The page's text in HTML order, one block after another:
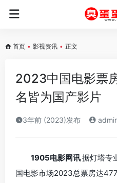
首页 • 影视资讯 • 正文
2023中国电影票
名皆为国产影片
3年前 (2023)发布
1905电影网讯据灯塔专
国电影市场2023总票房达